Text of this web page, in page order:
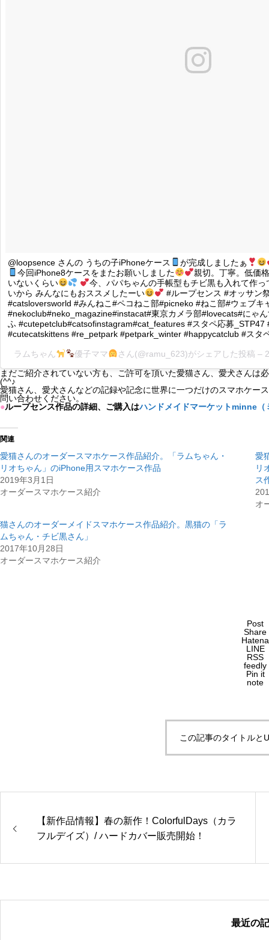
@loopsence さんの うちの子iPhoneケース
が完成しましたぁ
今回iPhone8ケースをまたお願いしました
親切。丁寧。低価格
いないくらい
今、パパちゃんの手帳型もチビ黒も入れて作っ
いから みんなにもおススメしたーい
#ループセンス #オッサン
#catsloversworld #みんねこ#ペコねこ部#picneko #ねこ部#ウェブキ
#nekoclub#neko_magazine#instacat#東京カメラ部#lovecats#にゃ
ふ #cutepetclub#catsofinstagram#cat_features #スタペ応募_STP47
#cutecatskittens #re_petpark #petpark_winter #happycatclub #スタ
ラムちゃん 優子ママ さん(@ramu_623)がシェアした投稿 –
まだご紹介されていない方も、ご許可を頂いた愛猫さん、愛犬さんは
(^^♪
愛猫さん、愛犬さんなどの記録や記念に世界に一つだけのスマホケー
問い合わせください。
●ループセンス作品の詳細、ご購入はハンドメイドマーケットminne（
関連
愛猫さんのオーダースマホケース作品紹介。「ラムちゃん・
リオちゃん」のiPhone用スマホケース作品
2019年3月1日
オーダースマホケース紹介
愛
リ
ス
オ
猫さんのオーダーメイドスマホケース作品紹介。黒猫の「ラ
ムちゃん・チビ黒さん」
2017年10月28日
オーダースマホケース紹介
Post
Share
Hatena
LINE
RSS
feedly
Pin it
note
この記事のタイトルと
【新作品情報】春の新作！ColorfulDays（カラ
フルデイズ）/ ハードカバー販売開始！
最近の